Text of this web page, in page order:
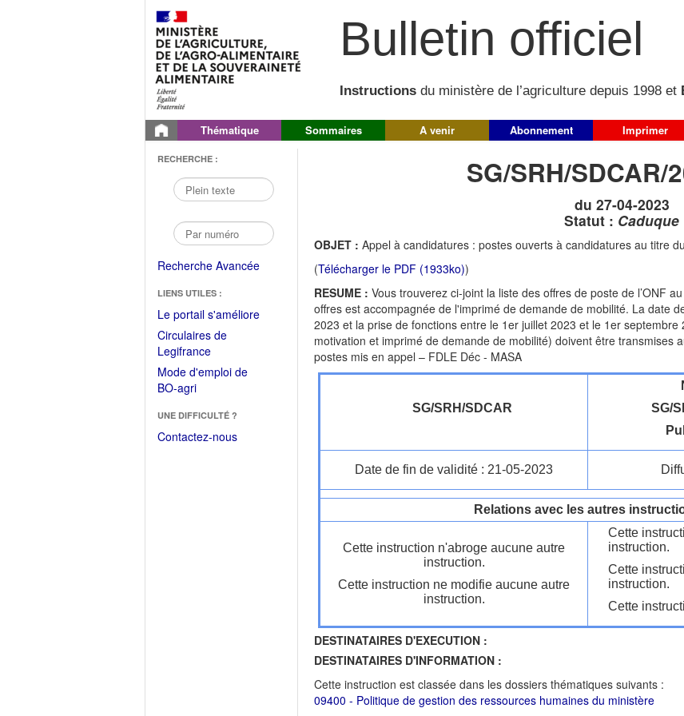
Bulletin officiel
Instructions du ministère de l’agriculture depuis 1998 et
Thématique Sommaires A venir Abonnement Imprimer
RECHERCHE :
Recherche Avancée
LIENS UTILES :
Le portail s'améliore(Fichier
Circulaires de
Legifrance(Ouvrir
dans
une
fenêtre)
Mode d'emploi de
BO-agri(Ouvrir
une
nouvelle
UNE DIFFICULTÉ ?
Contactez-nous
SG/SRH/SDCAR/
du 27-04-2023
Statut : Caduque
OBJET : Appel à candidatures : postes ouverts à candidatures au titre
(Télécharger le PDF (1933ko))
RESUME : Vous trouverez ci-joint la liste des offres de poste de l’ONF
offres est accompagnée de l'imprimé de demande de mobilité. La date
2023 et la prise de fonctions entre le 1er juillet 2023 et le 1er
motivation et imprimé de demande de mobilité) doivent être transmises
postes mis en appel – FDLE Déc - MASA
SG/SRH/SDCAR
SG/
Date de fin de validité : 21-05-2023
Relations avec les autres
Cette instruction n'abroge aucune autre
instruction.
Cette instruction ne modifie aucune autre
instruction.
Cette
instruction.
Cette
instruction.
Cette
DESTINATAIRES D'EXECUTION :
DESTINATAIRES D'INFORMATION :
Cette instruction est classée dans les dossiers thématiques suivants :
09400 - Politique de gestion des ressources humaines du ministère